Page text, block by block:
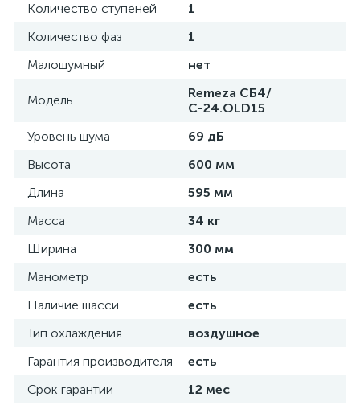
Количество ступеней
1
Количество фаз
1
Малошумный
нет
Модель
Remeza СБ4/
С-24.OLD15
Уровень шума
69 дБ
Высота
600 мм
Длина
595 мм
Масса
34 кг
Ширина
300 мм
Манометр
есть
Наличие шасси
есть
Тип охлаждения
воздушное
Гарантия производителя
есть
Срок гарантии
12 мес